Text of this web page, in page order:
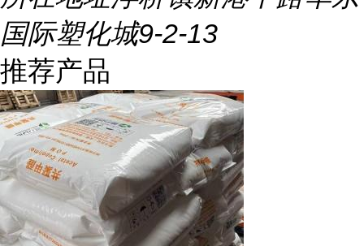
国际塑化城9-2-13
推荐产品